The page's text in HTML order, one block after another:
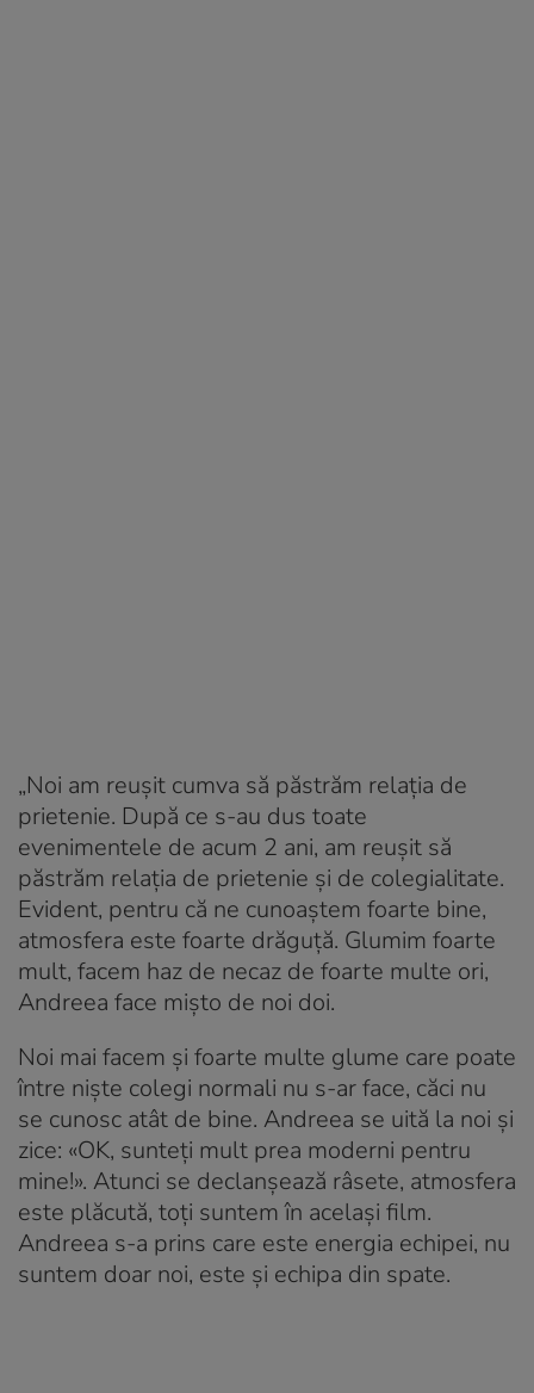
„Noi am reușit cumva să păstrăm relația de
prietenie. După ce s-au dus toate
evenimentele de acum 2 ani, am reușit să
păstrăm relația de prietenie și de colegialitate.
Evident, pentru că ne cunoaștem foarte bine,
atmosfera este foarte drăguță. Glumim foarte
mult, facem haz de necaz de foarte multe ori,
Andreea face mișto de noi doi.
Noi mai facem și foarte multe glume care poate
între niște colegi normali nu s-ar face, căci nu
se cunosc atât de bine. Andreea se uită la noi și
zice: «OK, sunteți mult prea moderni pentru
mine!». Atunci se declanșează râsete, atmosfera
este plăcută, toți suntem în același film.
Andreea s-a prins care este energia echipei, nu
suntem doar noi, este și echipa din spate.